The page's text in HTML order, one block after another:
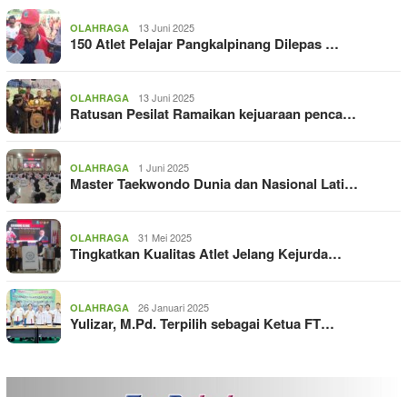
OLAHRAGA 13 Juni 2025
150 Atlet Pelajar Pangkalpinang Dilepas …
OLAHRAGA 13 Juni 2025
Ratusan Pesilat Ramaikan kejuaraan penca…
OLAHRAGA 1 Juni 2025
Master Taekwondo Dunia dan Nasional Lati…
OLAHRAGA 31 Mei 2025
Tingkatkan Kualitas Atlet Jelang Kejurda…
OLAHRAGA 26 Januari 2025
Yulizar, M.Pd. Terpilih sebagai Ketua FT…